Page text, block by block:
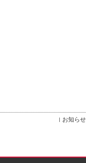
お知らせ